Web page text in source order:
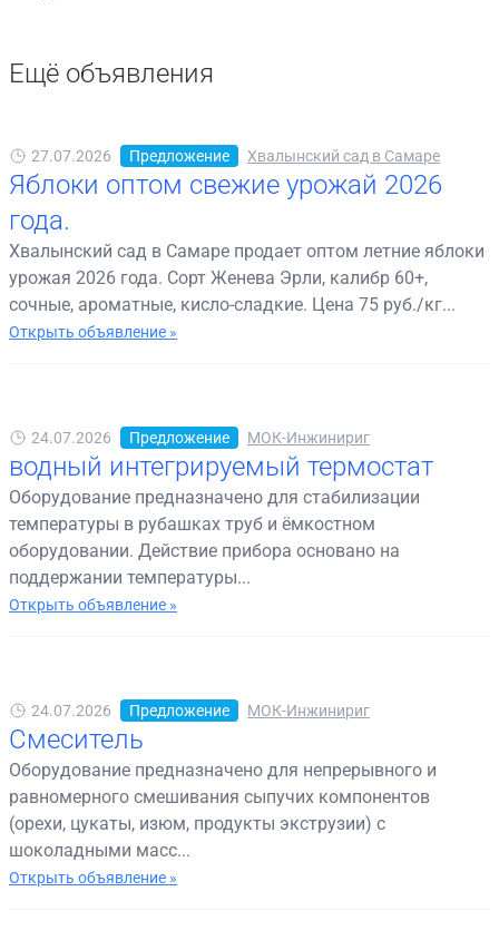
Ещё объявления
27.07.2026 Предложение Хвалынский сад в Самаре
Яблоки оптом свежие урожай 2026
года.
Хвалынский сад в Самаре продает оптом летние яблоки
урожая 2026 года. Сорт Женева Эрли, калибр 60+,
сочные, ароматные, кисло-сладкие. Цена 75 руб./кг...
Открыть объявление »
24.07.2026 Предложение МОК-Инжинириг
водный интегрируемый термостат
Оборудование предназначено для стабилизации
температуры в рубашках труб и ёмкостном
оборудовании. Действие прибора основано на
поддержании температуры...
Открыть объявление »
24.07.2026 Предложение МОК-Инжинириг
Смеситель
Оборудование предназначено для непрерывного и
равномерного смешивания сыпучих компонентов
(орехи, цукаты, изюм, продукты экструзии) с
шоколадными масс...
Открыть объявление »